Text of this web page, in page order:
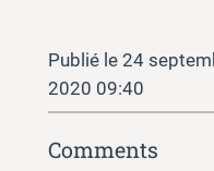
24
2020 09:40
Comments